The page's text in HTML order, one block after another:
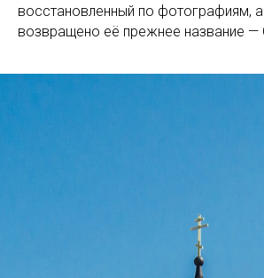
восстановленный по фотографиям,
возвращено её прежнее название —